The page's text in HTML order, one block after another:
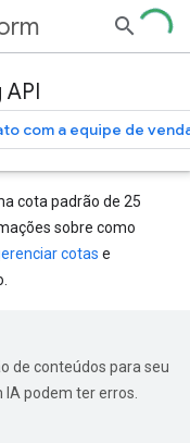
com a equipe de
cota padrão de 25
sobre como
cotas e
de conteúdos para seu
podem ter erros.